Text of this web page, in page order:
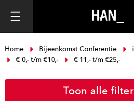
Home Bijeenkomst Conferentie
€ 0,- t/m €10,-
€ 11,- t/m €25,-
Toon alle